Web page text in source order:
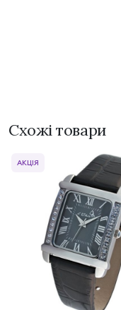
Схожі товари
АКЦІЯ